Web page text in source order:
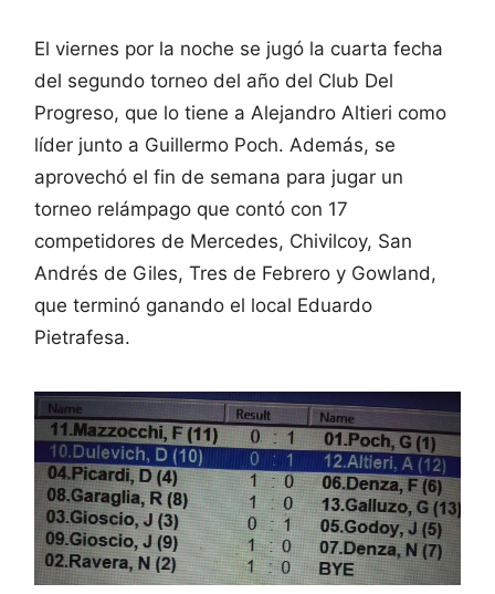
El viernes por la noche se jugó la cuarta fecha
del segundo torneo del año del Club Del
Progreso, que lo tiene a Alejandro Altieri como
líder junto a Guillermo Poch. Además, se
aprovechó el fin de semana para jugar un
torneo relámpago que contó con 17
competidores de Mercedes, Chivilcoy, San
Andrés de Giles, Tres de Febrero y Gowland,
que terminó ganando el local Eduardo
Pietrafesa.